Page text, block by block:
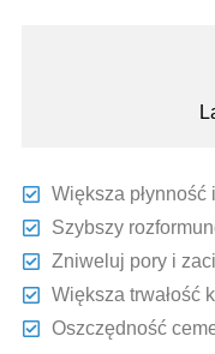
Większa płynność
Szybszy
Zniweluj pory i
Większa trwałość
Oszczędność